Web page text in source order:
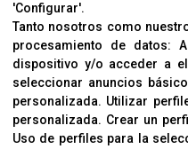
Aviso Legal
Sobre Nosotros
Cookies
Política De Privacidad
'Configurar'.
Tanto nosotros como
procesamiento de datos:
dispositivo y/o acceder a
seleccionar anuncios
personalizada. Utilizar
personalizada. Crear un
Uso de perfiles para la